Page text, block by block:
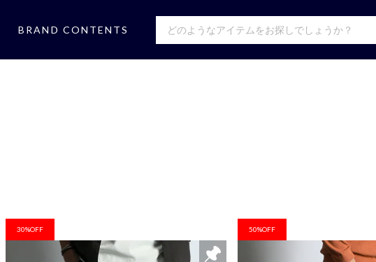
BRAND CONTENTS
30%OFF 50%OFF